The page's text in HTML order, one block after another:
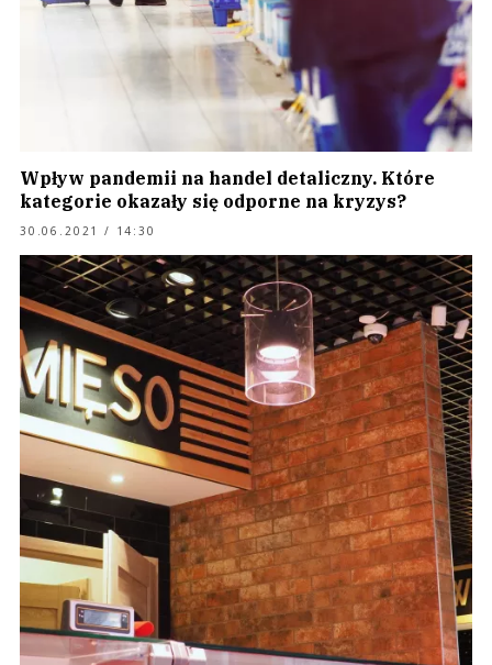
Wpływ pandemii na handel detaliczny. Które
kategorie okazały się odporne na kryzys?
30.06.2021 / 14:30